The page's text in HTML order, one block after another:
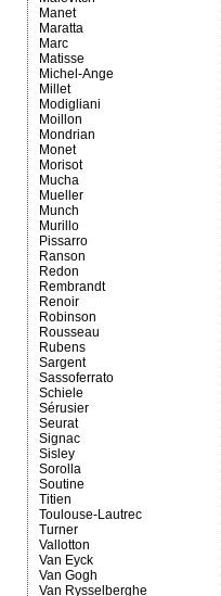
Manet
Maratta
Marc
Matisse
Michel-Ange
Millet
Modigliani
Moillon
Mondrian
Monet
Morisot
Mucha
Mueller
Munch
Murillo
Pissarro
Ranson
Redon
Rembrandt
Renoir
Robinson
Rousseau
Rubens
Sargent
Sassoferrato
Schiele
Sérusier
Seurat
Signac
Sisley
Sorolla
Soutine
Titien
Toulouse-Lautrec
Turner
Vallotton
Van Eyck
Van Gogh
Van Rysselberghe